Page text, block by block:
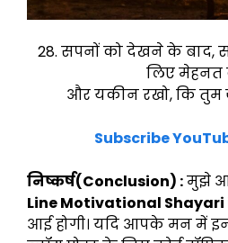
28. सपनों को देखने के बाद,
लिए मेहनत
और यकीन रखो, कि तुम
Subscribe
निष्कर्ष(Conclusion) :मुझे
Line Motivational Shayari
आई होगी। यदि आपके मन में